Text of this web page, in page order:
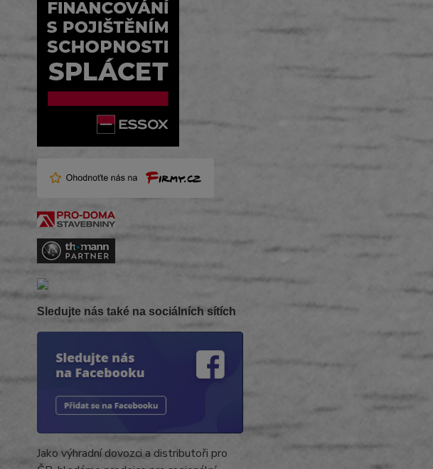
Sledujte nás také na sociálních sítích
Jako výhradní dovozci a distributoři pro